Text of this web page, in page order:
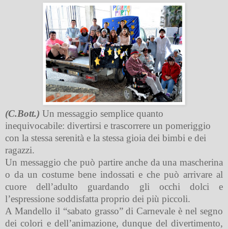
(C.Bott.) Un messaggio semplice quanto
inequivocabile: divertirsi e trascorrere un pomeriggio
con la stessa serenità e la stessa gioia dei bimbi e dei
ragazzi.
Un messaggio che può partire anche da una mascherina
o da un costume bene indossati e che può arrivare al
cuore dell’adulto guardando gli occhi dolci e
l’espressione soddisfatta proprio dei più piccoli.
A Mandello il “sabato grasso” di Carnevale è nel segno
dei colori e dell’animazione, dunque del divertimento,